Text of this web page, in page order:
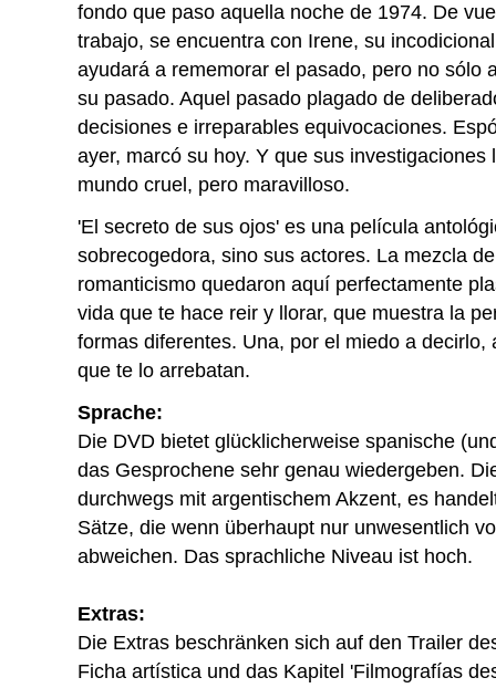
fondo que paso aquella noche de 1974. De
trabajo, se encuentra con Irene, su
ayudará a rememorar el pasado, pero no sólo
su pasado. Aquel pasado plagado de
decisiones e irreparables equivocaciones.
ayer, marcó su hoy. Y que sus investigaciones
mundo cruel, pero maravilloso.
'El secreto de sus ojos' es una película
sobrecogedora, sino sus actores. La mezcla
romanticismo quedaron aquí perfectamente
vida que te hace reir y llorar, que muestra la
formas diferentes. Una, por el miedo a decirlo,
que te lo arrebatan.
Sprache:
Die DVD bietet glücklicherweise spanische
das Gesprochene sehr genau wiedergeben.
durchwegs mit argentischem Akzent, es
Sätze, die wenn überhaupt nur unwesentlich
abweichen. Das sprachliche Niveau ist hoch.
Extras:
Die Extras beschränken sich auf den Trailer
Ficha artística und das Kapitel 'Filmografías